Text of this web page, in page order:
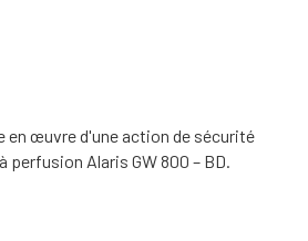
en œuvre d'une action de sécurité
Alaris GW 800 – BD.